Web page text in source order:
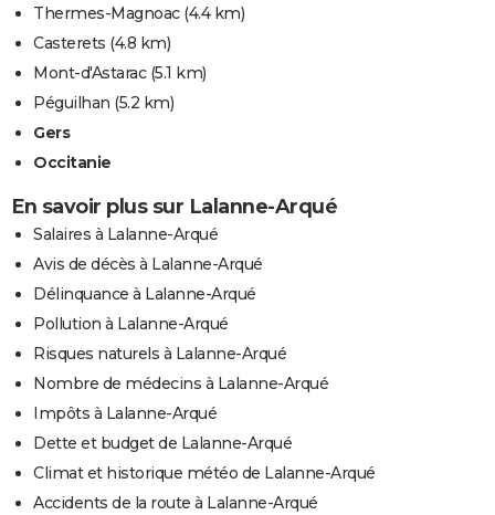
Thermes-Magnoac(4.4 km)
Casterets (4.8 km)
Mont-d'Astarac(5.1 km)
Péguilhan (5.2 km)
Gers
Occitanie
En savoir plus sur Lalanne-Arqué
Salaires à Lalanne-Arqué
Avis de décès à Lalanne-Arqué
Délinquance à Lalanne-Arqué
Pollution à Lalanne-Arqué
Risques naturels à Lalanne-Arqué
Nombre de médecins à Lalanne-Arqué
Impôts à Lalanne-Arqué
Dette et budget de Lalanne-Arqué
Climat et historique météo de Lalanne-Arqué
Accidents de la route à Lalanne-Arqué